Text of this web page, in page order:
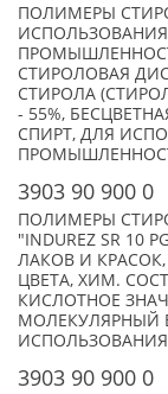
ПОЛИМЕРЫ
СТИРОЛОВАЯ
СТИРОЛА
- 55%,
СПИРТ, ДЛЯ
3903 90 900 0
ПОЛИМЕРЫ
"INDUREZ SR
ЛАКОВ И
ЦВЕТА, ХИМ.
КИСЛОТНОЕ
МОЛЕКУЛЯРНЫЙ
3903 90 900 0